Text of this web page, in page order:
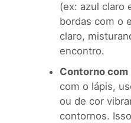
(ex: azul claro
bordas com o
claro,
encontro.
Contorno com
com o lápis,
ou de cor
contornos.